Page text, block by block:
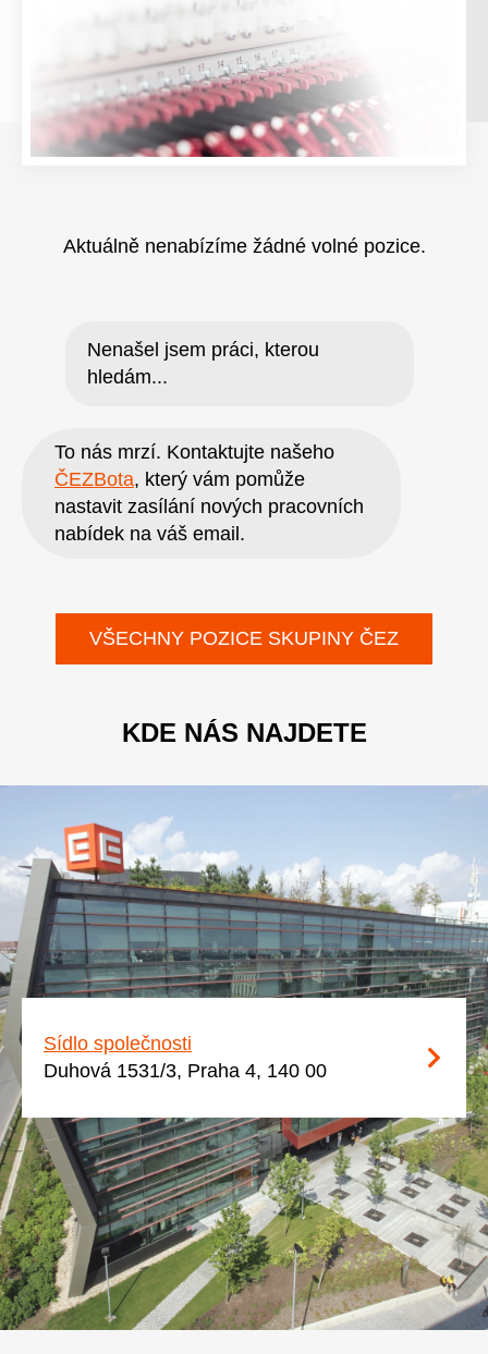
Aktuálně nenabízíme žádné volné pozice.
Nenašel jsem práci, kterou
hledám...
To nás mrzí. Kontaktujte našeho
ČEZBota, který vám pomůže
nastavit zasílání nových pracovních
nabídek na váš email.
VŠECHNY POZICE SKUPINY ČEZ
KDE NÁS NAJDETE
Sídlo společnosti
Duhová 1531/3, Praha 4, 140 00